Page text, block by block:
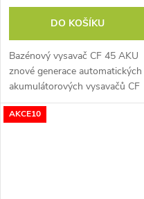
DO KOŠÍKU
Bazénový vysavač CF 45 AKU
znové generace automatických
akumulátorových vysavačů CF
je vhodný pro čištění dna (s
max. sklonem 15°) bazénů do
AKCE10